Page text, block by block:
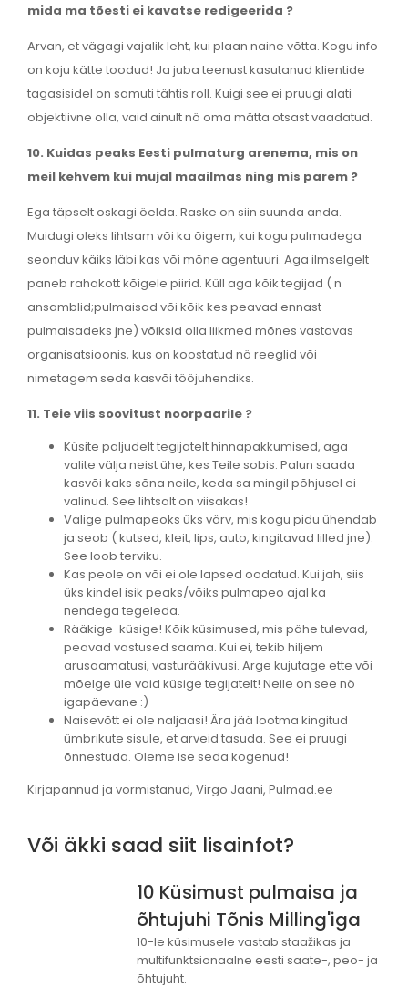
mida ma tõesti ei kavatse redigeerida ?
Arvan, et vägagi vajalik leht, kui plaan naine võtta. Kogu info
on koju kätte toodud! Ja juba teenust kasutanud klientide
tagasisidel on samuti tähtis roll. Kuigi see ei pruugi alati
objektiivne olla, vaid ainult nö oma mätta otsast vaadatud.
10. Kuidas peaks Eesti pulmaturg arenema, mis on
meil kehvem kui mujal maailmas ning mis parem ?
Ega täpselt oskagi öelda. Raske on siin suunda anda.
Muidugi oleks lihtsam või ka õigem, kui kogu pulmadega
seonduv käiks läbi kas või mõne agentuuri. Aga ilmselgelt
paneb rahakott kõigele piirid. Küll aga kõik tegijad ( n
ansamblid;pulmaisad või kõik kes peavad ennast
pulmaisadeks jne) võiksid olla liikmed mõnes vastavas
organisatsioonis, kus on koostatud nö reeglid või
nimetagem seda kasvõi tööjuhendiks.
11. Teie viis soovitust noorpaarile ?
Küsite paljudelt tegijatelt hinnapakkumised, aga
valite välja neist ühe, kes Teile sobis. Palun saada
kasvõi kaks sõna neile, keda sa mingil põhjusel ei
valinud. See lihtsalt on viisakas!
Valige pulmapeoks üks värv, mis kogu pidu ühendab
ja seob ( kutsed, kleit, lips, auto, kingitavad lilled jne).
See loob terviku.
Kas peole on või ei ole lapsed oodatud. Kui jah, siis
üks kindel isik peaks/võiks pulmapeo ajal ka
nendega tegeleda.
Rääkige-küsige! Kõik küsimused, mis pähe tulevad,
peavad vastused saama. Kui ei, tekib hiljem
arusaamatusi, vasturääkivusi. Ärge kujutage ette või
mõelge üle vaid küsige tegijatelt! Neile on see nö
igapäevane :)
Naisevõtt ei ole naljaasi! Ära jää lootma kingitud
ümbrikute sisule, et arveid tasuda. See ei pruugi
õnnestuda. Oleme ise seda kogenud!
Kirjapannud ja vormistanud, Virgo Jaani, Pulmad.ee
Või äkki saad siit lisainfot?
10 Küsimust pulmaisa ja
õhtujuhi Tõnis Milling'iga
10-le küsimusele vastab staažikas ja
multifunktsionaalne eesti saate-, peo- ja
õhtujuht.